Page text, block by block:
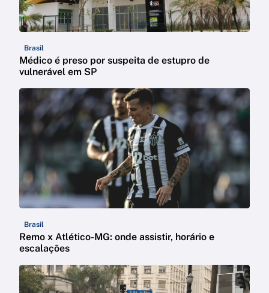
Brasil
Médico é preso por suspeita de estupro de
vulnerável em SP
Brasil
Remo x Atlético-MG: onde assistir, horário e
escalações